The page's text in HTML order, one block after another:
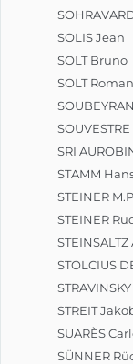
SOLIS Jean
SOLT Bruno
SOLT
SRI
STAMM
STEINER
STEINER
STOLCIUS
STREIT
SUARÈS
SÜNNER